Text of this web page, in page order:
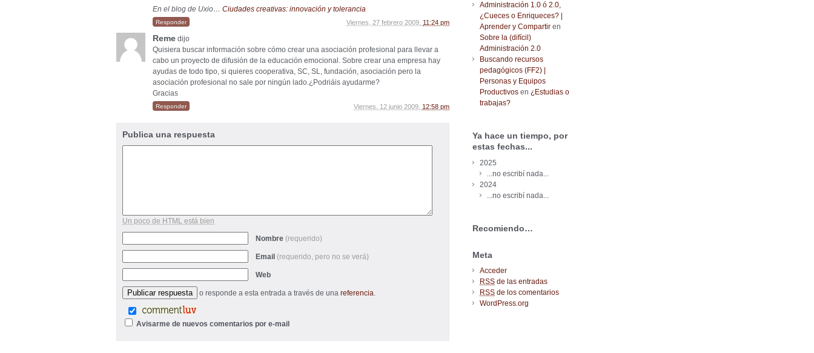
En el blog de Uxio… Ciudades creativas: innovación y tolerancia
Viernes, 27 febrero 2009, 11:24 pm
Responder
Reme dijo
Quisiera buscar información sobre cómo crear una asociación profesional para llevar a
cabo un proyecto de difusión de la educación emocional. Sobre crear una empresa hay
ayudas de todo tipo, si quieres cooperativa, SC, SL, fundación, asociación pero la
asociación profesional no sale por ningún lado.¿Podriáis ayudarme?
Gracias
Viernes, 12 junio 2009, 12:58 pm
Responder
Publica una respuesta
Un poco de HTML está bien
Nombre (requerido)
Email (requerido, pero no se verá)
Web
o responde a esta entrada a través de una referencia.
Avisarme de nuevos comentarios por e-mail
Administración 1.0 ó 2.0,
¿Cueces o Enriqueces? |
Aprender y Compartir en
Sobre la (difícil)
Administración 2.0
Buscando recursos
pedagógicos (FF2) |
Personas y Equipos
Productivos en ¿Estudias o
trabajas?
Ya hace un tiempo, por
estas fechas...
2025
...no escribí nada...
2024
...no escribí nada...
Recomiendo…
Meta
Acceder
RSS de las entradas
RSS de los comentarios
WordPress.org